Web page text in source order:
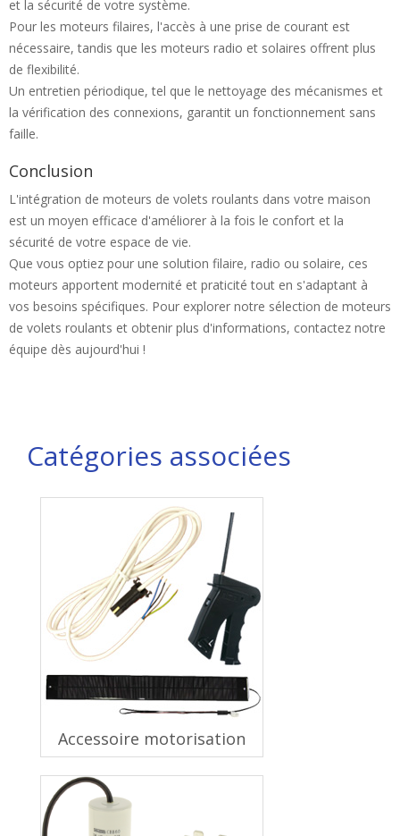
et la sécurité de votre système.
Pour les moteurs filaires, l'accès à une prise de courant est
nécessaire, tandis que les moteurs radio et solaires offrent plus
de flexibilité.
Un entretien périodique, tel que le nettoyage des mécanismes et
la vérification des connexions, garantit un fonctionnement sans
faille.
Conclusion
L'intégration de moteurs de volets roulants dans votre maison
est un moyen efficace d'améliorer à la fois le confort et la
sécurité de votre espace de vie.
Que vous optiez pour une solution filaire, radio ou solaire, ces
moteurs apportent modernité et praticité tout en s'adaptant à
vos besoins spécifiques. Pour explorer notre sélection de moteurs
de volets roulants et obtenir plus d'informations, contactez notre
équipe dès aujourd'hui !
Catégories associées
Accessoire motorisation